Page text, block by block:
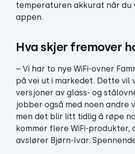
temperaturen akkurat når du
appen.
Hva skjer fremover
– Vi har to nye WiFi-ovner
på vei ut i markedet. Dette vil
versjoner av glass- og
jobber også med noen andre
men det blir litt tidlig å røpe
kommer flere WiFi-produkter,
avslører Bjørn-Ivar.